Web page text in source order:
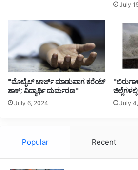
July
*ಮೊಬೈಲ್ ಚಾರ್ಜ್ ಮಾಡುವಾಗ ಕರೆಂಟ್
ಶಾಕ್; ವಿದ್ಯಾರ್ಥಿ ದುರ್ಮರಣ*
July 6, 2024 July
Popular Recent